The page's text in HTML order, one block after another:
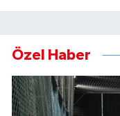
Özel Haber